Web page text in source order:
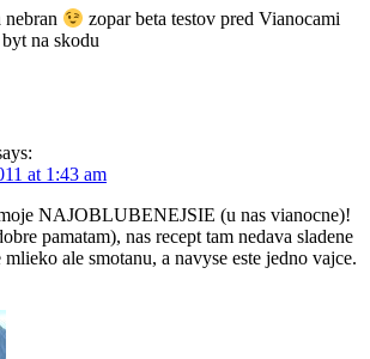
nebran
zopar beta testov pred Vianocami
na skodu
at 1:43 am
NAJOBLUBENEJSIE (u nas vianocne)!
pamatam), nas recept tam nedava sladene
ale smotanu, a navyse este jedno vajce.